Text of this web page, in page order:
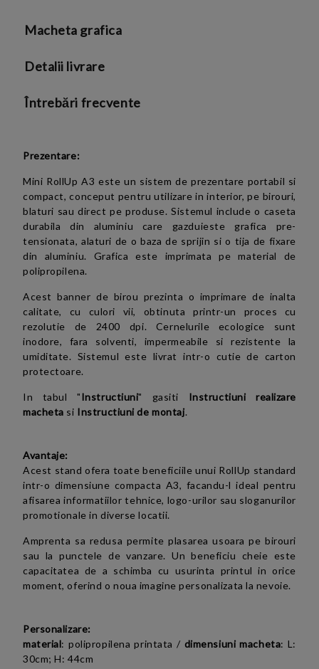
Macheta grafica
Detalii livrare
Întrebări frecvente
Prezentare:
Mini RollUp A3 este un sistem de prezentare portabil si
compact, conceput pentru utilizare in interior, pe birouri,
blaturi sau direct pe produse. Sistemul include o caseta
durabila din aluminiu care gazduieste grafica pre-
tensionata, alaturi de o baza de sprijin si o tija de fixare
din aluminiu. Grafica este imprimata pe material de
polipropilena.
Acest banner de birou prezinta o imprimare de inalta
calitate, cu culori vii, obtinuta printr-un proces cu
rezolutie de 2400 dpi. Cernelurile ecologice sunt
inodore, fara solventi, impermeabile si rezistente la
umiditate. Sistemul este livrat intr-o cutie de carton
protectoare.
In tabul "Instructiuni" gasiti Instructiuni realizare
macheta si Instructiuni de montaj.
Avantaje:
Acest stand ofera toate beneficiile unui RollUp standard
intr-o dimensiune compacta A3, facandu-l ideal pentru
afisarea informatiilor tehnice, logo-urilor sau sloganurilor
promotionale in diverse locatii.
Amprenta sa redusa permite plasarea usoara pe birouri
sau la punctele de vanzare. Un beneficiu cheie este
capacitatea de a schimba cu usurinta printul in orice
moment, oferind o noua imagine personalizata la nevoie.
Personalizare:
material: polipropilena printata / dimensiuni macheta: L:
30cm; H: 44cm